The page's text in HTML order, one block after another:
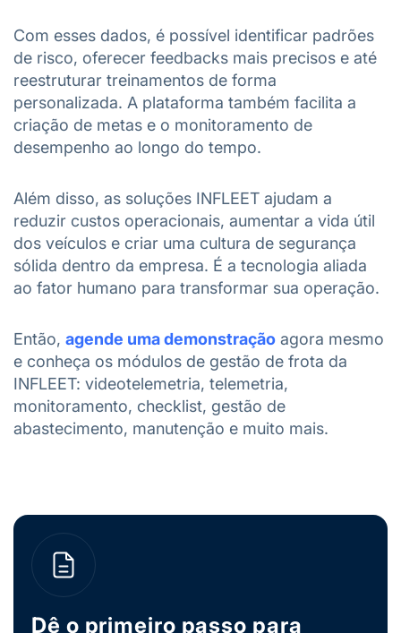
Com esses dados, é possível identificar padrões
de risco, oferecer feedbacks mais precisos e até
reestruturar treinamentos de forma
personalizada. A plataforma também facilita a
criação de metas e o monitoramento de
desempenho ao longo do tempo.
Além disso, as soluções INFLEET ajudam a
reduzir custos operacionais, aumentar a vida útil
dos veículos e criar uma cultura de segurança
sólida dentro da empresa. É a tecnologia aliada
ao fator humano para transformar sua operação.
Então, agende uma demonstração agora mesmo
e conheça os módulos de gestão de frota da
INFLEET: videotelemetria, telemetria,
monitoramento, checklist, gestão de
abastecimento, manutenção e muito mais.
Dê o primeiro passo para